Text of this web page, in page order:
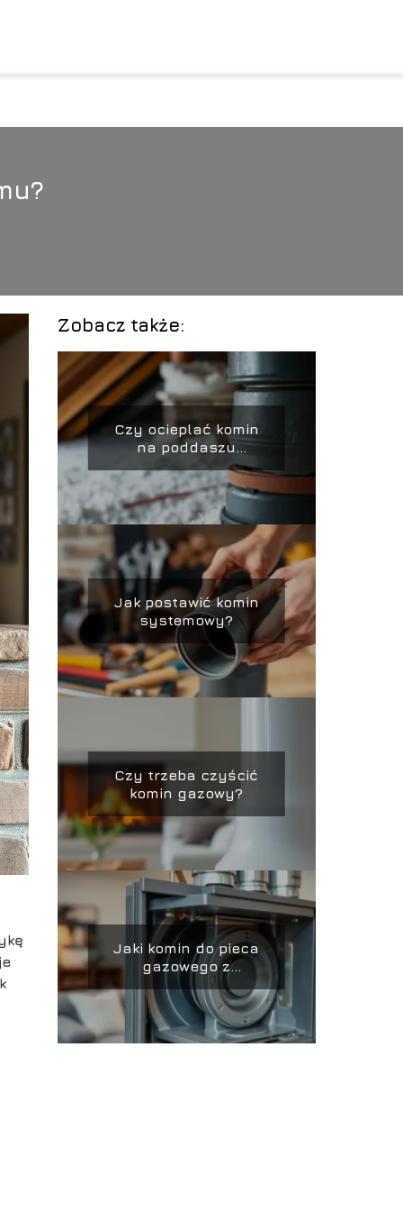
Zobacz także:
Czy ocieplać komin
na poddaszu
nieużytkowym?
Jak postawić komin
systemowy?
Czy trzeba czyścić
komin gazowy?
Jaki komin do pieca
gazowego z
zamkniętą komorą
spalania?